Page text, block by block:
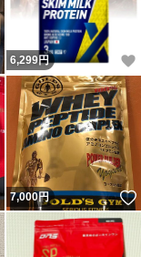
いいね！
6,299円
いいね！
7,000円